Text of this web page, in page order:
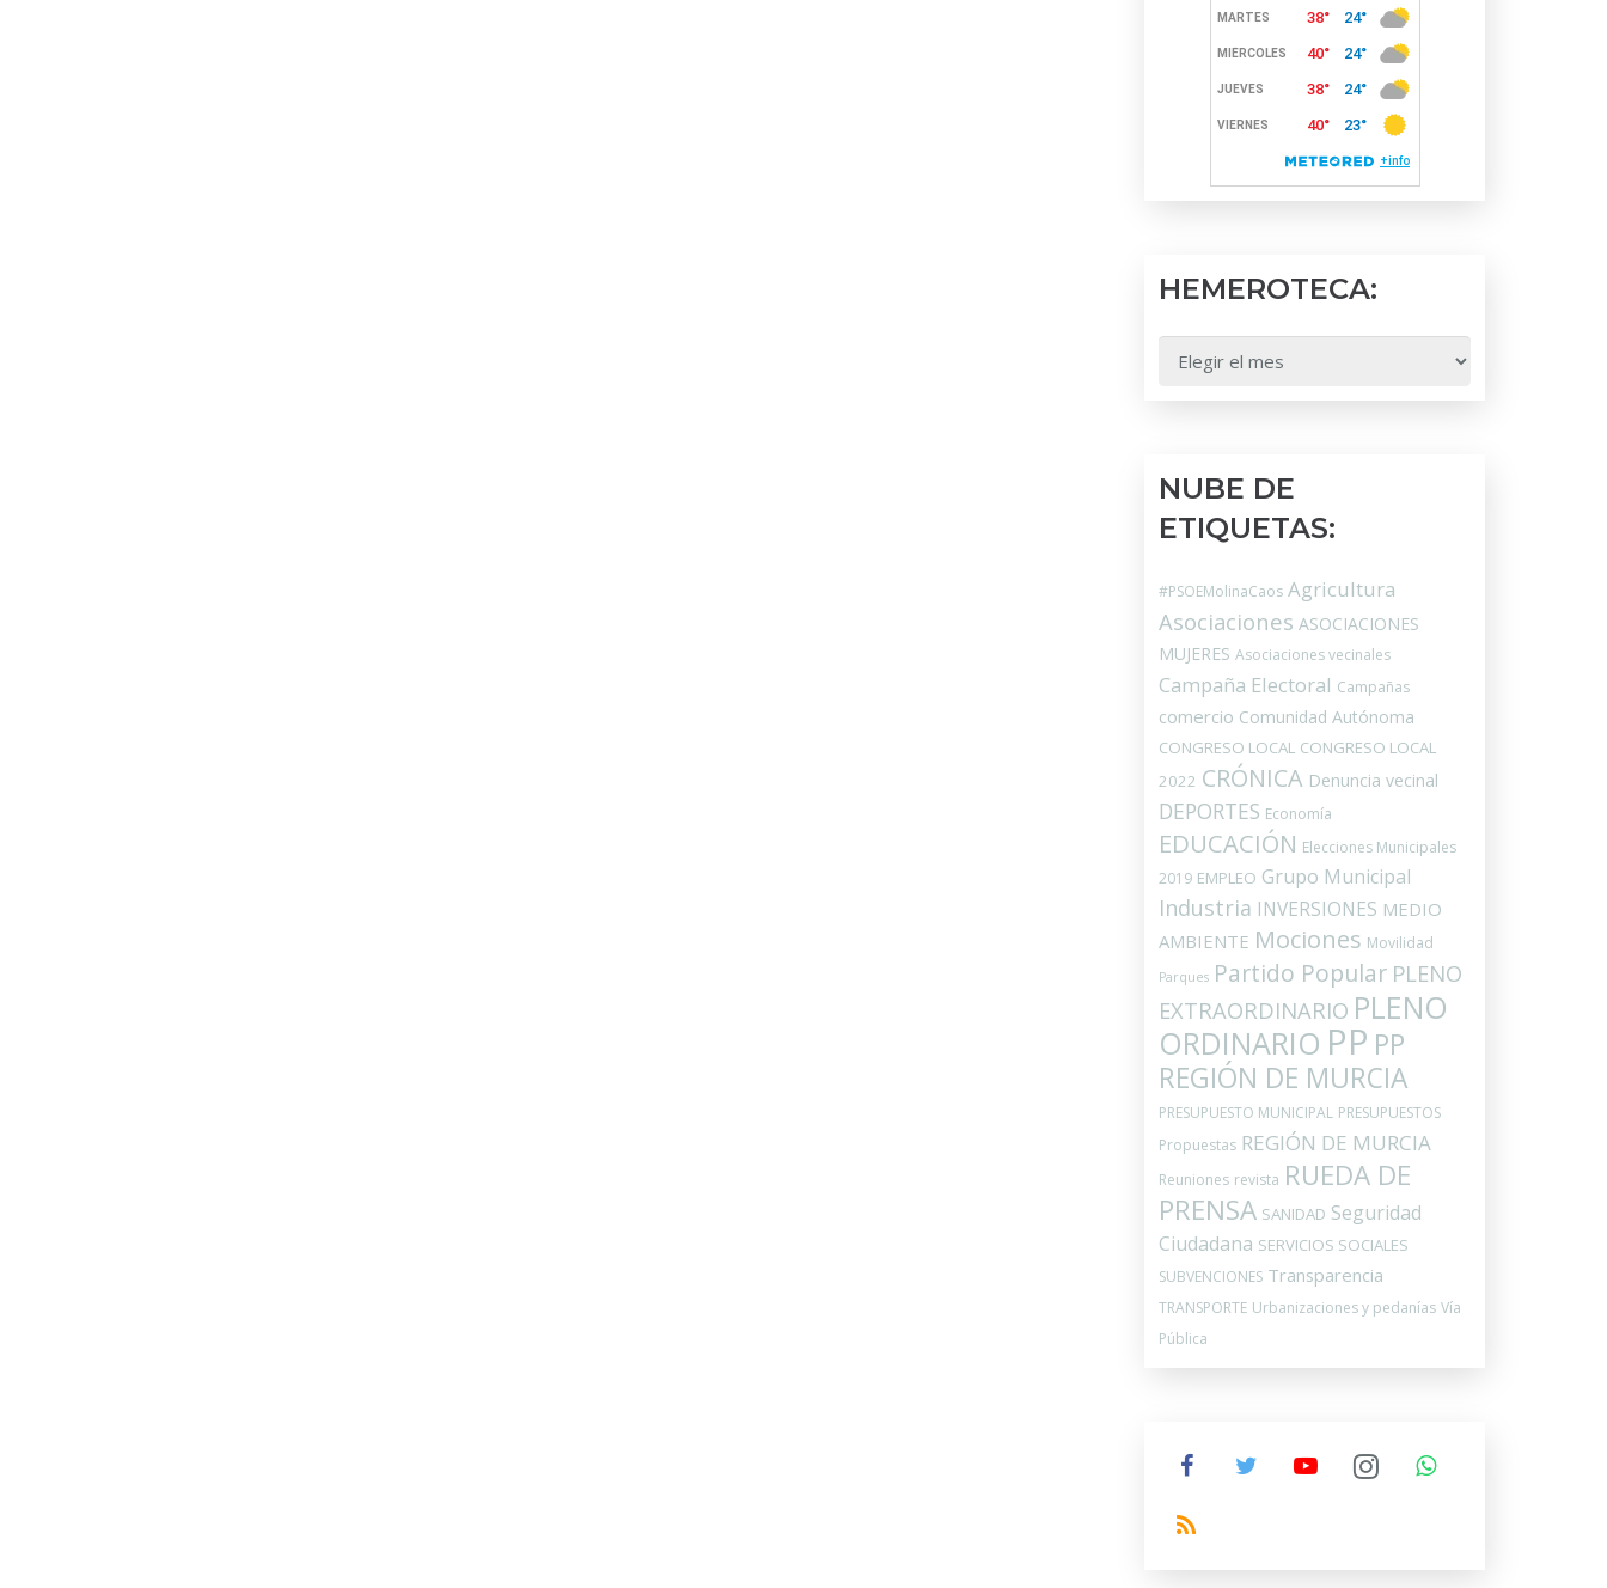
HEMEROTECA:
NUBE DE
ETIQUETAS:
#PSOEMolinaCaos Agricultura
Asociaciones ASOCIACIONES
MUJERES Asociaciones vecinales
Campaña Electoral Campañas
comercio Comunidad Autónoma
CONGRESO LOCAL CONGRESO LOCAL
2022 CRÓNICA Denuncia vecinal
DEPORTES Economía
EDUCACIÓN Elecciones Municipales
2019 EMPLEO Grupo Municipal
Industria INVERSIONES MEDIO
AMBIENTE Mociones Movilidad
Parques Partido Popular PLENO
EXTRAORDINARIO PLENO
ORDINARIO PP PP
REGIÓN DE MURCIA
PRESUPUESTO MUNICIPAL PRESUPUESTOS
Propuestas REGIÓN DE MURCIA
Reuniones revista RUEDA DE
PRENSA SANIDAD Seguridad
Ciudadana SERVICIOS SOCIALES
SUBVENCIONES Transparencia
TRANSPORTE Urbanizaciones y pedanías Vía
Pública